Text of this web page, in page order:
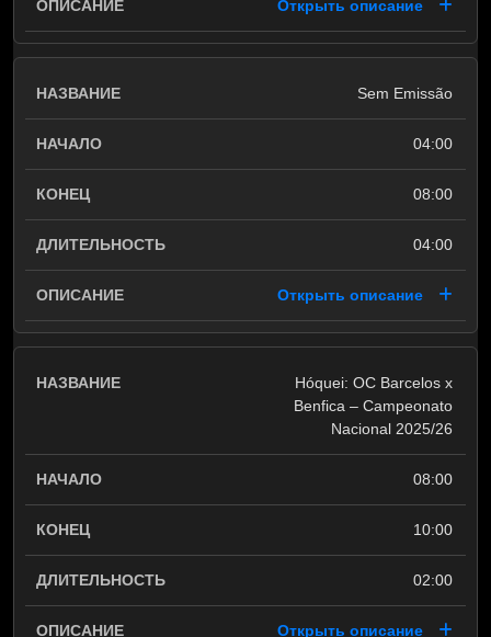
Открыть описание
Sem Emissão
04:00
08:00
04:00
Открыть описание
Hóquei: OC Barcelos x
Benfica – Campeonato
Nacional 2025/26
08:00
10:00
02:00
Открыть описание